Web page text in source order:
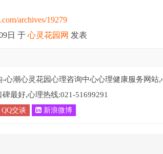
archives/19279
日于心灵花园网 发表
-心潮心灵花园心理咨询中心心理健康服务网
最好,心理热线:021-51699291
QQ交谈 新浪微博